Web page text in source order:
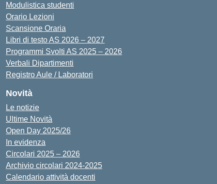
Modulistica studenti
Orario Lezioni
Scansione Oraria
Libri di testo AS 2026 – 2027
Programmi Svolti AS 2025 – 2026
Verbali Dipartimenti
Registro Aule / Laboratori
Novità
Le notizie
Ultime Novità
Open Day 2025/26
In evidenza
Circolari 2025 – 2026
Archivio circolari 2024-2025
Calendario attività docenti